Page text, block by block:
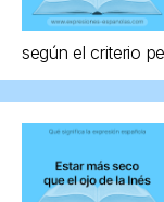
según el criterio